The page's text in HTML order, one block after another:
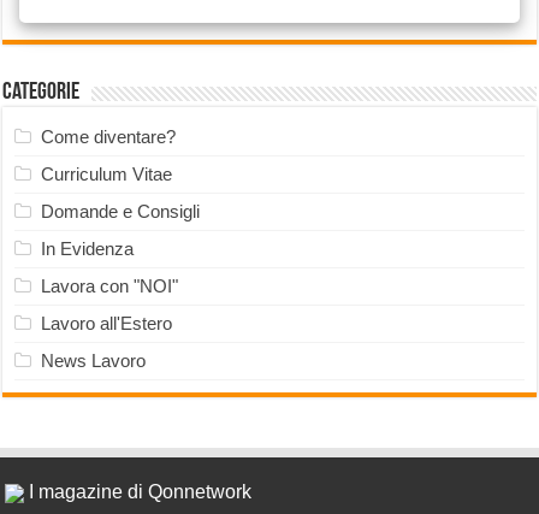
Categorie
Come diventare?
Curriculum Vitae
Domande e Consigli
In Evidenza
Lavora con "NOI"
Lavoro all'Estero
News Lavoro
I magazine di Qonnetwork